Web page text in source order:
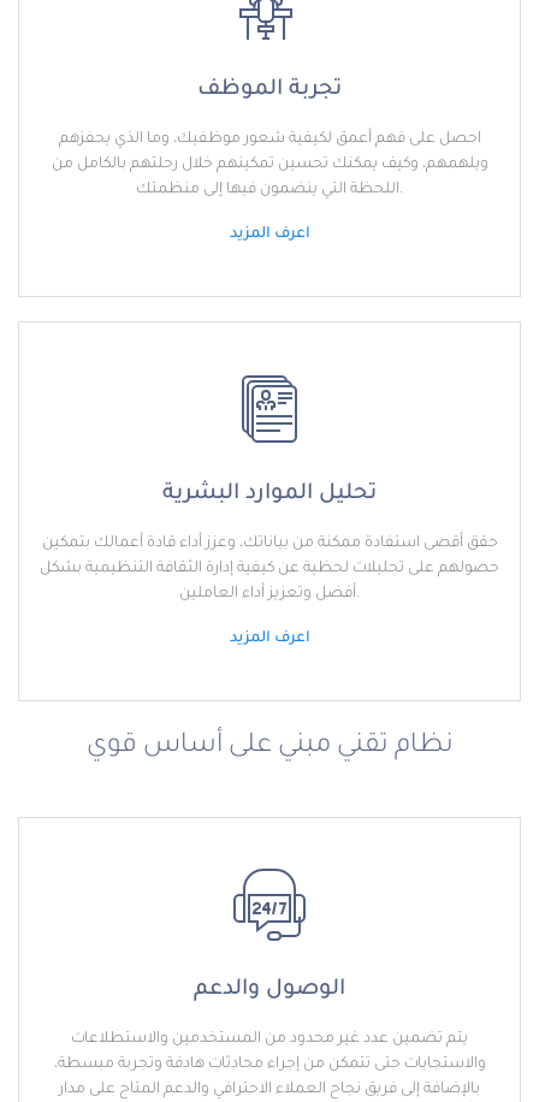
تجربة الموظف
احصل على فهم أعمق لكيفية شعور موظفيك، وما الذي يحفزهم
ويلهمهم، وكيف يمكنك تحسين تمكينهم خلال رحلتهم بالكامل من
اللحظة التي ينضمون فيها إلى منظمتك.
اعرف المزيد
تحليل الموارد البشرية
حقق أقصى استفادة ممكنة من بياناتك، وعزز أداء قادة أعمالك بتمكين
حصولهم على تحليلات لحظية عن كيفية إدارة الثقافة التنظيمية بشكل
أفضل وتعزيز أداء العاملين.
اعرف المزيد
نظام تقني مبني على أساس قوي
الوصول والدعم
يتم تضمين عدد غير محدود من المستخدمين والاستطلاعات
والاستجابات حتى تتمكن من إجراء محادثات هادفة وتجربة مبسطة،
بالإضافة إلى فريق نجاح العملاء الاحترافي والدعم المتاح على مدار